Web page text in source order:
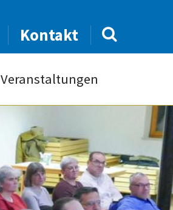
Kontakt
Veranstaltungen